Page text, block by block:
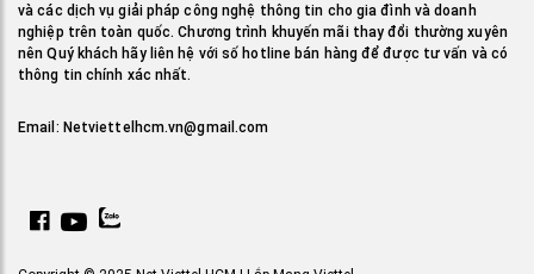
và các dịch vụ giải pháp công nghệ thông tin cho gia đình và doanh
nghiệp trên toàn quốc. Chương trình khuyến mãi thay đổi thường xuyên
nên Quý khách hãy liên hệ với số hotline bán hàng để được tư vấn và có
thông tin chính xác nhất.
Email: Netviettelhcm.vn@gmail.com